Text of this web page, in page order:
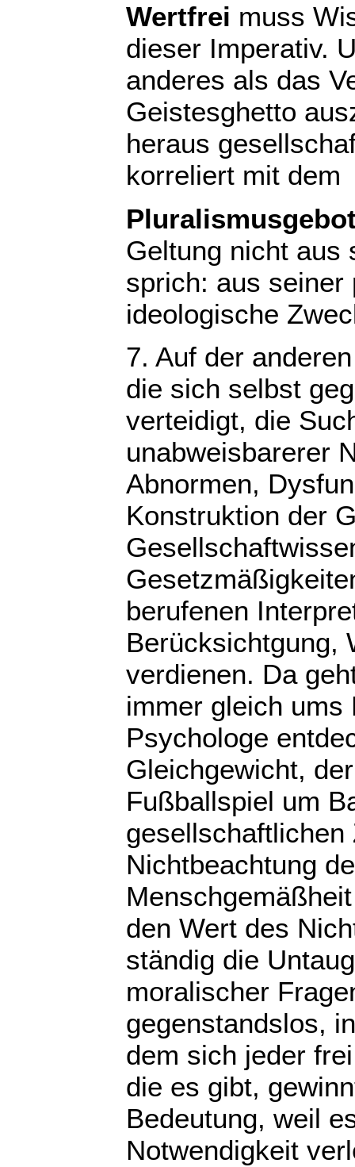
Wertfrei muss
dieser Imperativ.
anderes als das
Geistesghetto
heraus
korreliert mit dem
Geltung nicht aus
sprich: aus seiner
ideologische
7. Auf der
die sich selbst
verteidigt, die
unabweisbarerer
Abnormen,
Konstruktion der
berufenen
Berücksichtgung,
verdienen. Da
immer gleich ums
Psychologe
Gleichgewicht,
Fußballspiel um
Nichtbeachtung
den Wert des
ständig die
moralischer
gegenstandslos,
dem sich jeder
die es gibt,
Bedeutung, weil
Notwendigkeit